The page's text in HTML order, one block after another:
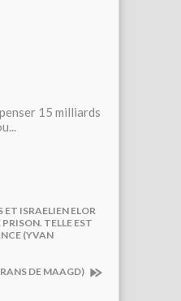
15 milliards
...
ISRAELIEN ELOR
TELLE EST
(YVAN
DE MAAGD)